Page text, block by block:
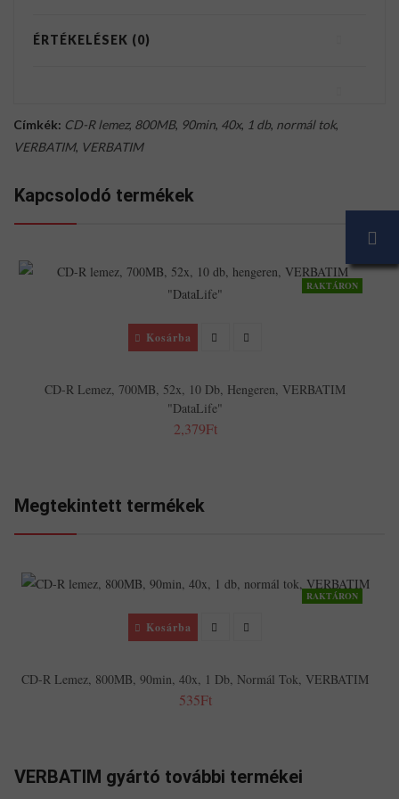
ÉRTÉKELÉSEK (0)
Címkék: CD-R lemez, 800MB, 90min, 40x, 1 db, normál tok,
VERBATIM, VERBATIM
Kapcsolodó termékek
RAKTÁRON
Kosárba
CD-R Lemez, 700MB, 52x, 10 Db, Hengeren, VERBATIM
"DataLife"
2,379Ft
Megtekintett termékek
RAKTÁRON
Kosárba
CD-R Lemez, 800MB, 90min, 40x, 1 Db, Normál Tok, VERBATIM
535Ft
VERBATIM gyártó további termékei